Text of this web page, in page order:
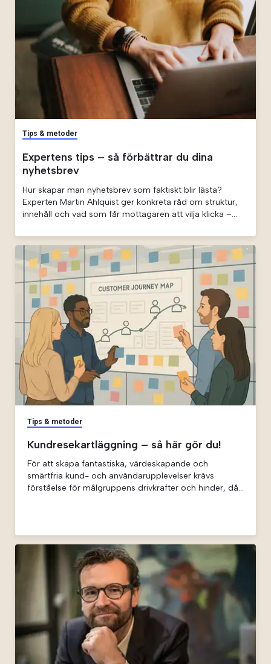
Tips & metoder
Expertens tips – så förbättrar du dina
nyhetsbrev
Hur skapar man nyhetsbrev som faktiskt blir lästa?
Experten Martin Ahlquist ger konkreta råd om struktur,
innehåll och vad som får mottagaren att vilja klicka –
Tips & metoder
Kundresekartläggning – så här gör du!
För att skapa fantastiska, värdeskapande och
smärtfria kund- och användarupplevelser krävs
förståelse för målgruppens drivkrafter och hinder, då